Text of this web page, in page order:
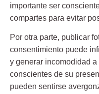
importante ser
compartes para evitar
Por otra parte, publicar
consentimiento puede
y generar incomodidad
conscientes de su
pueden sentirse